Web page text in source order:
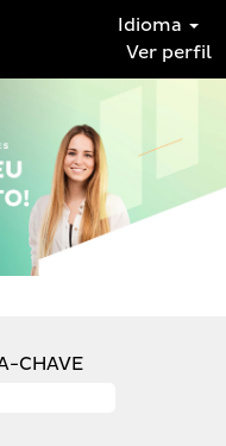
Idioma
Ver perfil
CHAVE